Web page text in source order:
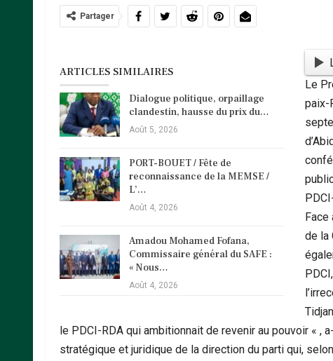
Partager
ARTICLES SIMILAIRES
Dialogue politique, orpaillage
clandestin, hausse du prix du…
Août 5, 2026
PORT-BOUET / Fête de
reconnaissance de la MEMSE /
L’…
Août 4, 2026
Amadou Mohamed Fofana,
Commissaire général du SAFE :
« Nous…
Août 4, 2026
Le
paix-
de la
le PDCI-RDA qui ambitionnait de revenir au pouvoir « ,
stratégique et juridique de la direction du parti qui,